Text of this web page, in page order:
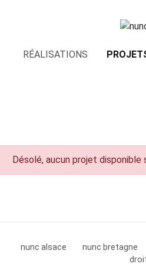
RÉALISATIONS
Désolé, aucun projet
nunc alsace nunc bretagne